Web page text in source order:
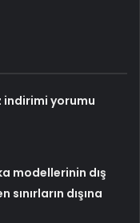
indirimi yorumu
modellerinin dış
dışına